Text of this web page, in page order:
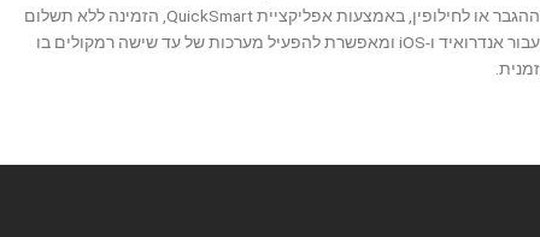
ההגבר או לחילופין, באמצעות אפליקציית QuickSmart, הזמינה ללא תשלום
עבור אנדרואיד ו-iOS ומאפשרת להפעיל מערכות של עד שישה רמקולים בו
זמנית.